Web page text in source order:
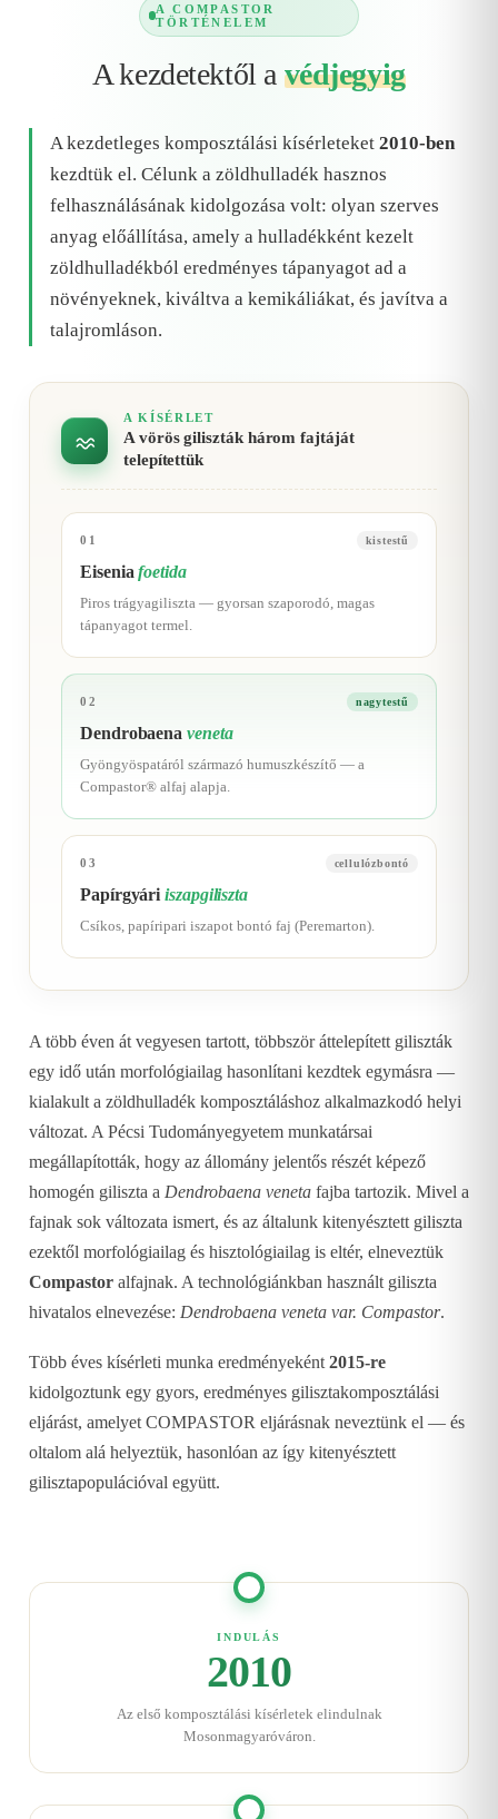
A COMPASTOR
TÖRTÉNELEM
A kezdetektől a védjegyig
A kezdetleges komposztálási kísérleteket 2010-ben
kezdtük el. Célunk a zöldhulladék hasznos
felhasználásának kidolgozása volt: olyan szerves
anyag előállítása, amely a hulladékként kezelt
zöldhulladékból eredményes tápanyagot ad a
növényeknek, kiváltva a kemikáliákat, és javítva a
talajromláson.
A KÍSÉRLET
A vörös giliszták három fajtáját
telepítettük
01 kistestű
Eiseniafoetida
Piros trágyagiliszta — gyorsan szaporodó, magas
tápanyagot termel.
02 nagytestű
Dendrobaenaveneta
Gyöngyöspatáról származó humuszkészítő — a
Compastor® alfaj alapja.
03 cellulózbontó
Papírgyáriiszapgiliszta
Csíkos, papíripari iszapot bontó faj (Peremarton).
A több éven át vegyesen tartott, többször áttelepített giliszták
egy idő után morfológiailag hasonlítani kezdtek egymásra —
kialakult a zöldhulladék komposztáláshoz alkalmazkodó helyi
változat. A Pécsi Tudományegyetem munkatársai
megállapították, hogy az állomány jelentős részét képező
homogén giliszta a Dendrobaena veneta fajba tartozik. Mivel a
fajnak sok változata ismert, és az általunk kitenyésztett giliszta
ezektől morfológiailag és hisztológiailag is eltér, elneveztük
Compastor alfajnak. A technológiánkban használt giliszta
hivatalos elnevezése: Dendrobaena veneta var. Compastor.
Több éves kísérleti munka eredményeként 2015-re
kidolgoztunk egy gyors, eredményes gilisztakomposztálási
eljárást, amelyet COMPASTOR eljárásnak neveztünk el — és
oltalom alá helyeztük, hasonlóan az így kitenyésztett
gilisztapopulációval együtt.
INDULÁS
2010
Az első komposztálási kísérletek elindulnak
Mosonmagyaróváron.